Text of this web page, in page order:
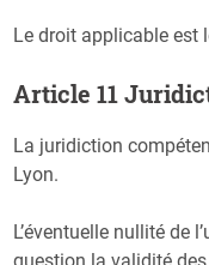
Le droit applicable est
Article 11
La juridiction
Lyon.
L’éventuelle nullité de